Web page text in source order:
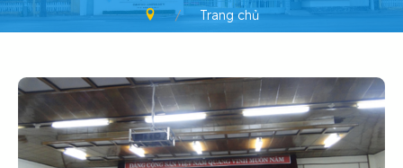
Trang chủ